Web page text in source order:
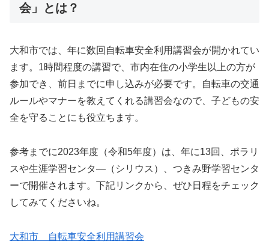
会」とは？
大和市では、年に数回自転車安全利用講習会が開かれてい
ます。1時間程度の講習で、市内在住の小学生以上の方が
参加でき、前日までに申し込みが必要です。自転車の交通
ルールやマナーを教えてくれる講習会なので、子どもの安
全を守ることにも役立ちます。
参考までに2023年度（令和5年度）は、年に13回、ポラリ
スや生涯学習センタ―（シリウス）、つきみ野学習センタ
ーで開催されます。下記リンクから、ぜひ日程をチェック
してみてくださいね。
大和市 自転車安全利用講習会